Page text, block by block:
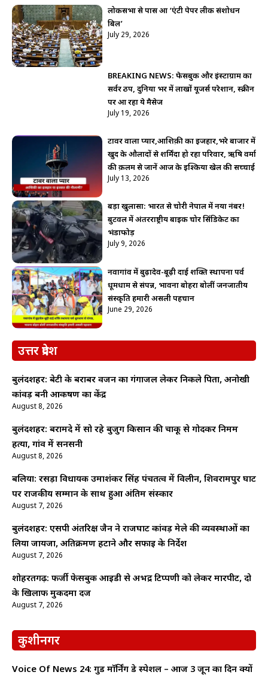
लोकसभा से पास हुआ ‘एंटी पेपर लीक संशोधन
बिल’
July 29, 2026
BREAKING NEWS: फेसबुक और इंस्टाग्राम का
सर्वर ठप, दुनिया भर में लाखों यूजर्स परेशान, स्क्रीन
पर आ रहा ये मैसेज
July 19, 2026
टावर वाला प्यार,आशिक़ी का इजहार,भरे बाजार में
खुद के औलादों से शर्मिंदा हो रहा परिवार, ऋषि वर्मा
की क़लम से जानें आज के इश्किया खेल की सच्चाई
July 13, 2026
बड़ा खुलासा: भारत से चोरी नेपाल में नया नंबर!
बुटवल में अंतरराष्ट्रीय बाइक चोर सिंडिकेट का
भंडाफोड़
July 9, 2026
नवागांव में बुढ़ादेव-बूढ़ी दाई शक्ति स्थापना पर्व
धूमधाम से संपन्न, भावना बोहरा बोलीं जनजातीय
संस्कृति हमारी असली पहचान
June 29, 2026
उत्तर प्रदेश
बुलंदशहर: बेटी के बराबर वजन का गंगाजल लेकर निकले पिता, अनोखी
कांवड़ बनी आकर्षण का केंद्र
August 8, 2026
बुलंदशहर: बरामदे में सो रहे बुजुर्ग किसान की चाकू से गोदकर निर्मम
हत्या, गांव में सनसनी
August 8, 2026
बलिया: रसड़ा विधायक उमाशंकर सिंह पंचतत्व में विलीन, शिवरामपुर घाट
पर राजकीय सम्मान के साथ हुआ अंतिम संस्कार
August 7, 2026
बुलंदशहर: एसपी अंतरिक्ष जैन ने राजघाट कांवड़ मेले की व्यवस्थाओं का
लिया जायजा, अतिक्रमण हटाने और सफाई के निर्देश
August 7, 2026
शोहरतगढ़: फर्जी फेसबुक आईडी से अभद्र टिप्पणी को लेकर मारपीट, दो
के खिलाफ मुकदमा दर्ज
August 7, 2026
कुशीनगर
Voice Of News 24: गुड माॅर्निंग डे स्पेशल – आज 3 जून का दिन क्यों